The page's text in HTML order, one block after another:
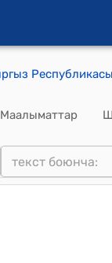
Маалыматтар